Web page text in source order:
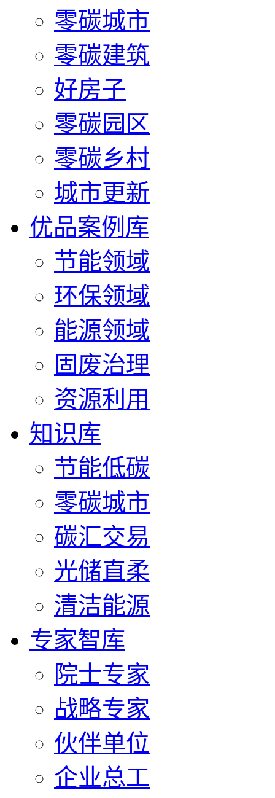
零碳城市
零碳建筑
好房子
零碳园区
零碳乡村
城市更新
优品案例库
节能领域
环保领域
能源领域
固废治理
资源利用
知识库
节能低碳
零碳城市
碳汇交易
光储直柔
清洁能源
专家智库
院士专家
战略专家
伙伴单位
企业总工